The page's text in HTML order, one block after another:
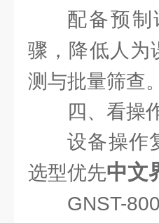
配备预
骤，降低人为
测与批量筛查。
四、看操
设备操作
选型优先中文
GNST-